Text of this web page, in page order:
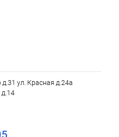
д.31 ул. Красная д.24а
д.14